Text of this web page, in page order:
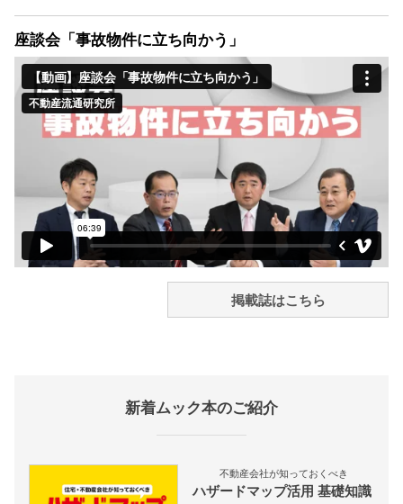
座談会「事故物件に立ち向かう」
掲載誌はこちら
新着ムック本のご紹介
不動産会社が知っておくべき
ハザードマップ活用 基礎知識